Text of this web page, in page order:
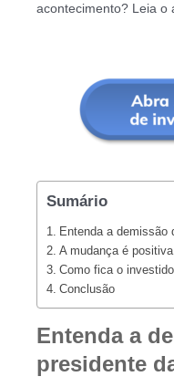
acontecimento? Leia o
Sumário
Entenda a demissão
A mudança é
Como fica o
Conclusão
Entenda a
presidente